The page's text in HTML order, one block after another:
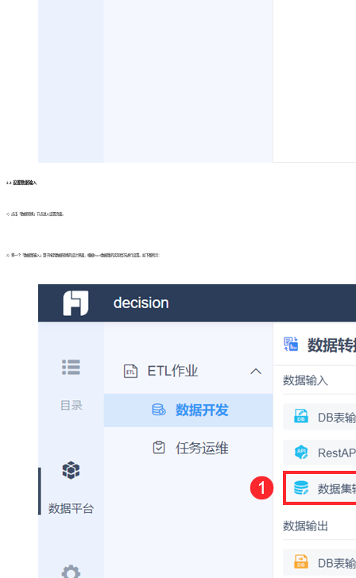
2.3 设置数据输入
1）点击「数据转换」节点进入设置页面。
2）将一个「数据集输入」算子拖到数据转换的设计界面，根据Excel数据集的实际情况进行设置。如下图所示：